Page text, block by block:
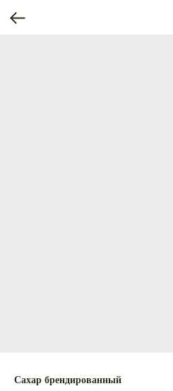
Сахар брендированный